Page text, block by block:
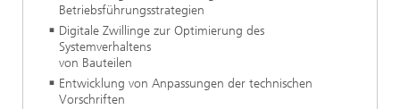
Betriebsführungsstrategien
Digitale Zwillinge zur Optimierung des
Systemverhaltens
von Bauteilen
Entwicklung von Anpassungen der technischen
Vorschriften